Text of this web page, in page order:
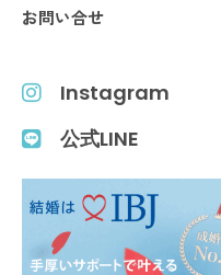
お問い合せ
Instagram
公式LINE